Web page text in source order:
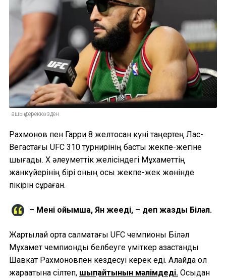
ашық дереккөзден
Рахмонов пен Гарри 8 желтоқсан күні таңертең Лас-
Вегастағы UFC 310 турнирінің басты жекпе-жегіне
шығады. Х әлеуметтік желісіндегі Мұхаметтің
жанкүйерінің бірі оның осы жекпе-жек жөнінде
пікірін сұраған.
– Менің ойымша, Ян жеңеді, – деп жазды Біләл.
Жартылай орта салмақтағы UFC чемпионы Біләл
Мұхамет чемпиондық белбеуге үміткер қазақстандық
Шавкат Рахмоновпен кездесуі керек еді. Алайда ол
жарақатына сілтеп, шықпайтынын мәлімдеді. Осыдан